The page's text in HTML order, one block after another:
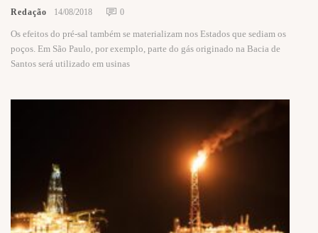
Redação 14/08/2018 0
Os efeitos do pré-sal também se materializam nos Estados que sediam os
poços. Em São Paulo, por exemplo, parte do gás originado na Bacia de
Santos será utilizado em usinas